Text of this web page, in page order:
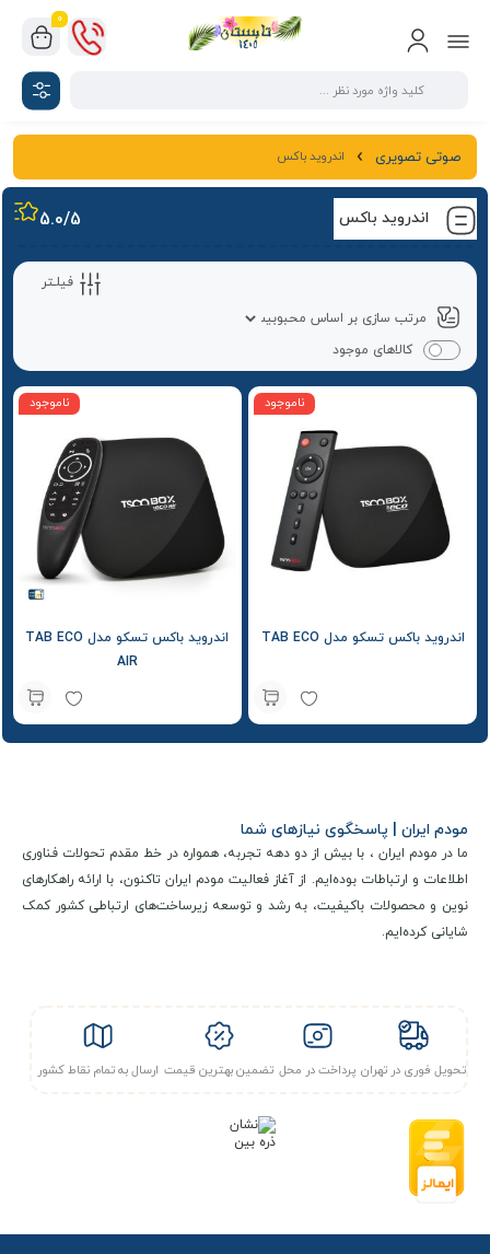
0
صوتی تصویری اندروید باکس
اندروید باکس 5.0/5
فیلـتر
کالاهای موجود
ناموجود
اندروید باکس تسکو مدل TAB ECO
ناموجود
اندروید باکس تسکو مدل TAB ECO
AIR
مودم ایران | پاسخگوی نیازهای شما
ما در مودم ایران ، با بیش از دو دهه تجربه، همواره در خط مقدم تحولات فناوری
اطلاعات و ارتباطات بوده‌ایم. از آغاز فعالیت مودم ایران تاکنون، با ارائه راهکارهای
نوین و محصولات باکیفیت، به رشد و توسعه زیرساخت‌های ارتباطی کشور کمک
شایانی کرده‌ایم.
تحویل فوری در تهران پرداخت در محل تضمین بهترین قیمت ارسال به تمام نقاط کشور